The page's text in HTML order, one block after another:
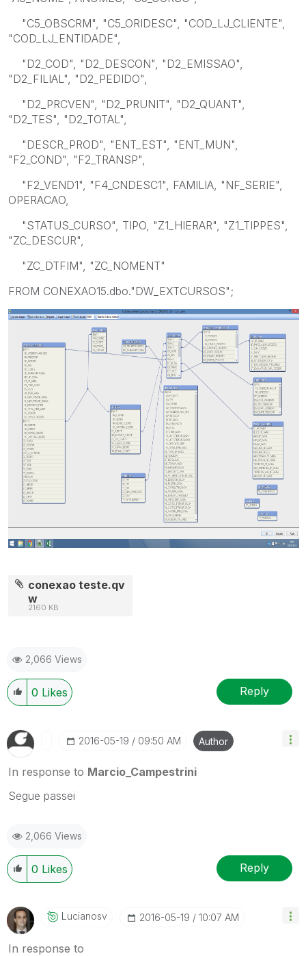
"C5_OBSCRM", "C5_ORIDESC", "COD_LJ_CLIENTE",
"COD_LJ_ENTIDADE",
"D2_COD", "D2_DESCON", "D2_EMISSAO",
"D2_FILIAL", "D2_PEDIDO",
"D2_PRCVEN", "D2_PRUNIT", "D2_QUANT",
"D2_TES", "D2_TOTAL",
"DESCR_PROD", "ENT_EST", "ENT_MUN",
"F2_COND", "F2_TRANSP",
"F2_VEND1", "F4_CNDESC1", FAMILIA, "NF_SERIE",
OPERACAO,
"STATUS_CURSO", TIPO, "Z1_HIERAR", "Z1_TIPPES",
"ZC_DESCUR",
"ZC_DTFIM", "ZC_NOMENT"
FROM CONEXAO15.dbo."DW_EXTCURSOS";
conexao teste.qv
w
2160 KB
2,066 Views
0 Likes Reply
‎2016-05-19 09:50 AM Author
In response to Marcio_Campestrini
Segue passei
2,066 Views
0 Likes Reply
Lucianosv ‎2016-05-19 10:07 AM
In response to